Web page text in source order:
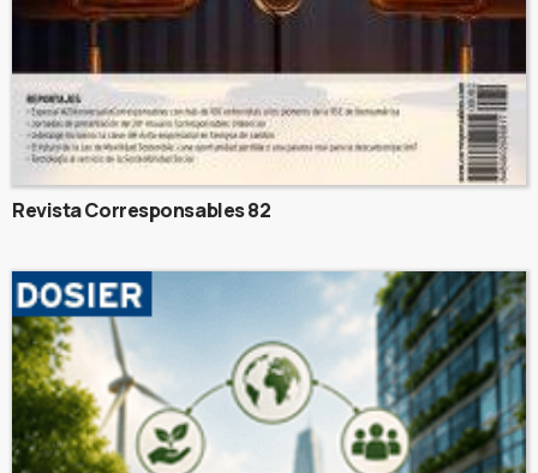
Revista Corresponsables 82